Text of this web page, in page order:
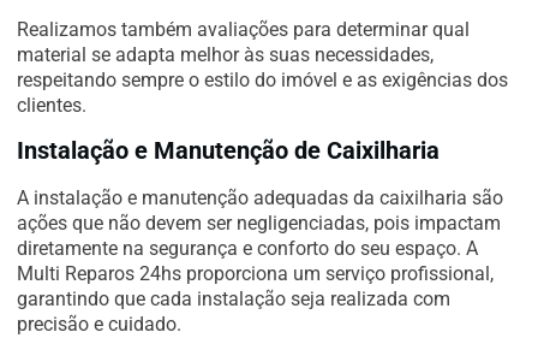
Realizamos também avaliações para determinar qual
material se adapta melhor às suas necessidades,
respeitando sempre o estilo do imóvel e as exigências dos
clientes.
Instalação e Manutenção de Caixilharia
A instalação e manutenção adequadas da caixilharia são
ações que não devem ser negligenciadas, pois impactam
diretamente na segurança e conforto do seu espaço. A
Multi Reparos 24hs proporciona um serviço profissional,
garantindo que cada instalação seja realizada com
precisão e cuidado.